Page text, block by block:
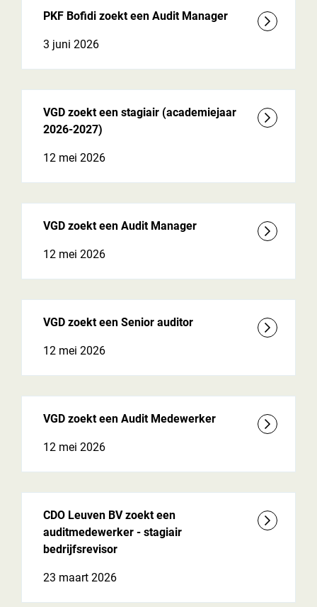
PKF Bofidi zoekt een Audit Manager
3 juni 2026
VGD zoekt een stagiair (academiejaar
2026-2027)
12 mei 2026
VGD zoekt een Audit Manager
12 mei 2026
VGD zoekt een Senior auditor
12 mei 2026
VGD zoekt een Audit Medewerker
12 mei 2026
CDO Leuven BV zoekt een
auditmedewerker - stagiair
bedrijfsrevisor
23 maart 2026